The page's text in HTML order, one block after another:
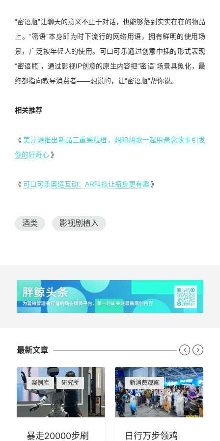
“密语瓶”让聊天的意义不止于对话，也能够落到实实在在的物品
上。“密语”本身即为时下流行的网络用语，拥有鲜明的使用场
景，广泛被年轻人的使用。可口可乐通过创意中插的形式表现
“密语瓶”，通过影视IP创意的原生内容把“密语”场景具象化，最
终都指向教导消费者——想说的，让“密语瓶”帮你说。
相关推荐
《 美汁源推出新品三重果粒橙，想和胡歌一起用悬念故事引发
你的好奇心》
《可口可乐奥运互动：AR科技让瓶身更有趣》
酒类 影视剧植入
最新文章
案例库 研究所
暴走20000步刷
新消费观察
日行万步领鸡
 